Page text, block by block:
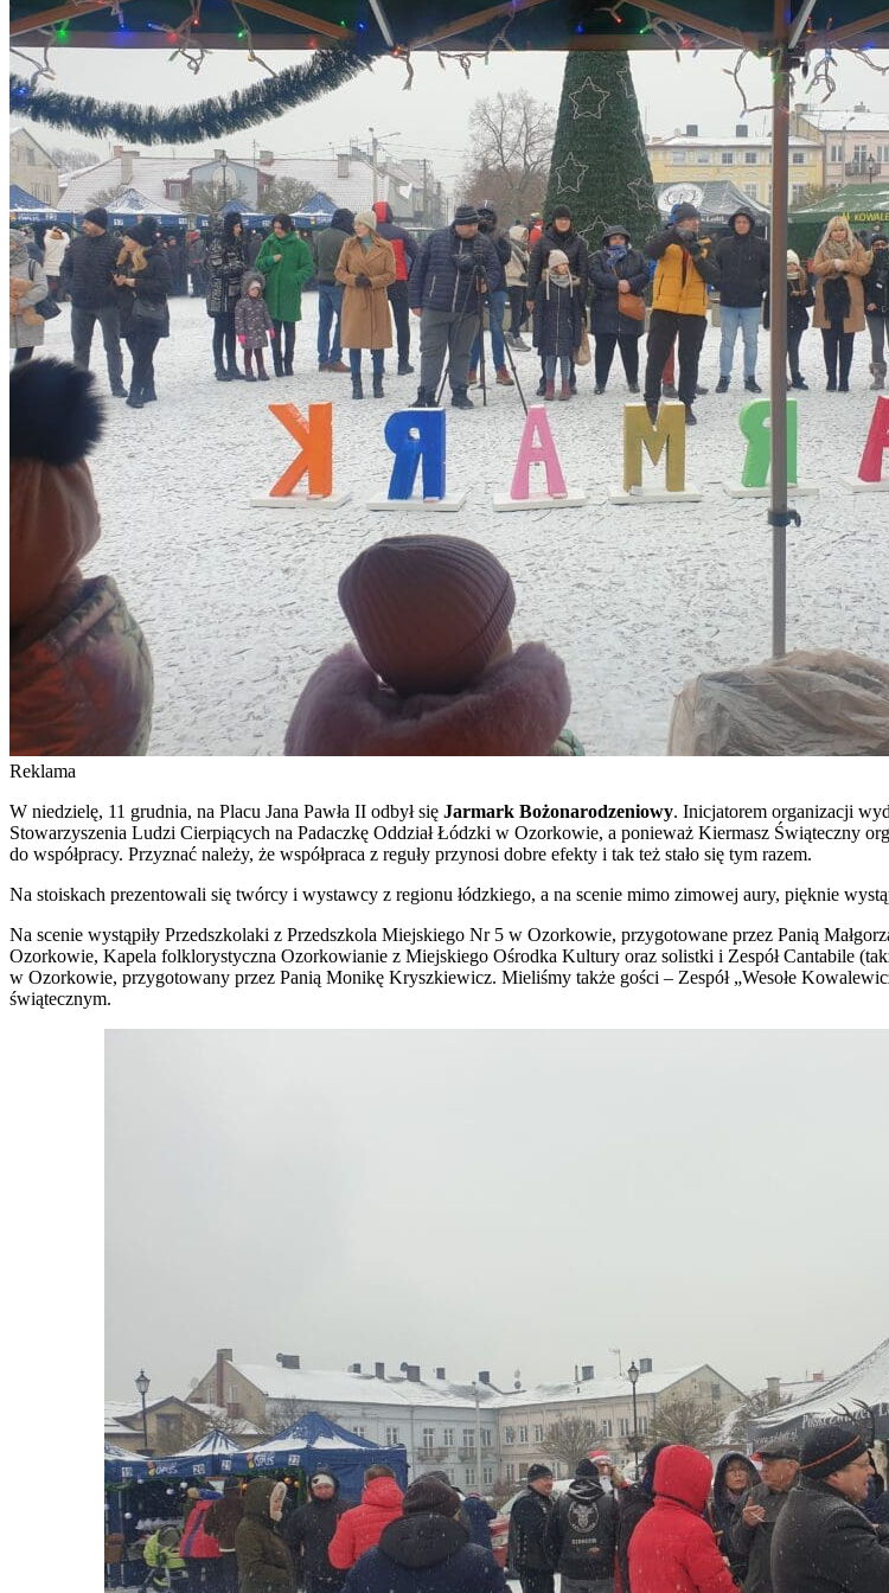
Reklama
W niedzielę, 11 grudnia, na Placu Jana Pawła II odbył się Jarmark Bożonarodzeniowy. Inicjatorem organizacji
Stowarzyszenia Ludzi Cierpiących na Padaczkę Oddział Łódzki w Ozorkowie, a ponieważ Kiermasz Świąteczny
do współpracy. Przyznać należy, że współpraca z reguły przynosi dobre efekty i tak też stało się tym razem.
Na stoiskach prezentowali się twórcy i wystawcy z regionu łódzkiego, a na scenie mimo zimowej aury, pięknie
Na scenie wystąpiły Przedszkolaki z Przedszkola Miejskiego Nr 5 w Ozorkowie, przygotowane przez Panią
Ozorkowie, Kapela folklorystyczna Ozorkowianie z Miejskiego Ośrodka Kultury oraz solistki i Zespół Cantabile
w Ozorkowie, przygotowany przez Panią Monikę Kryszkiewicz. Mieliśmy także gości – Zespół „Wesołe
świątecznym.